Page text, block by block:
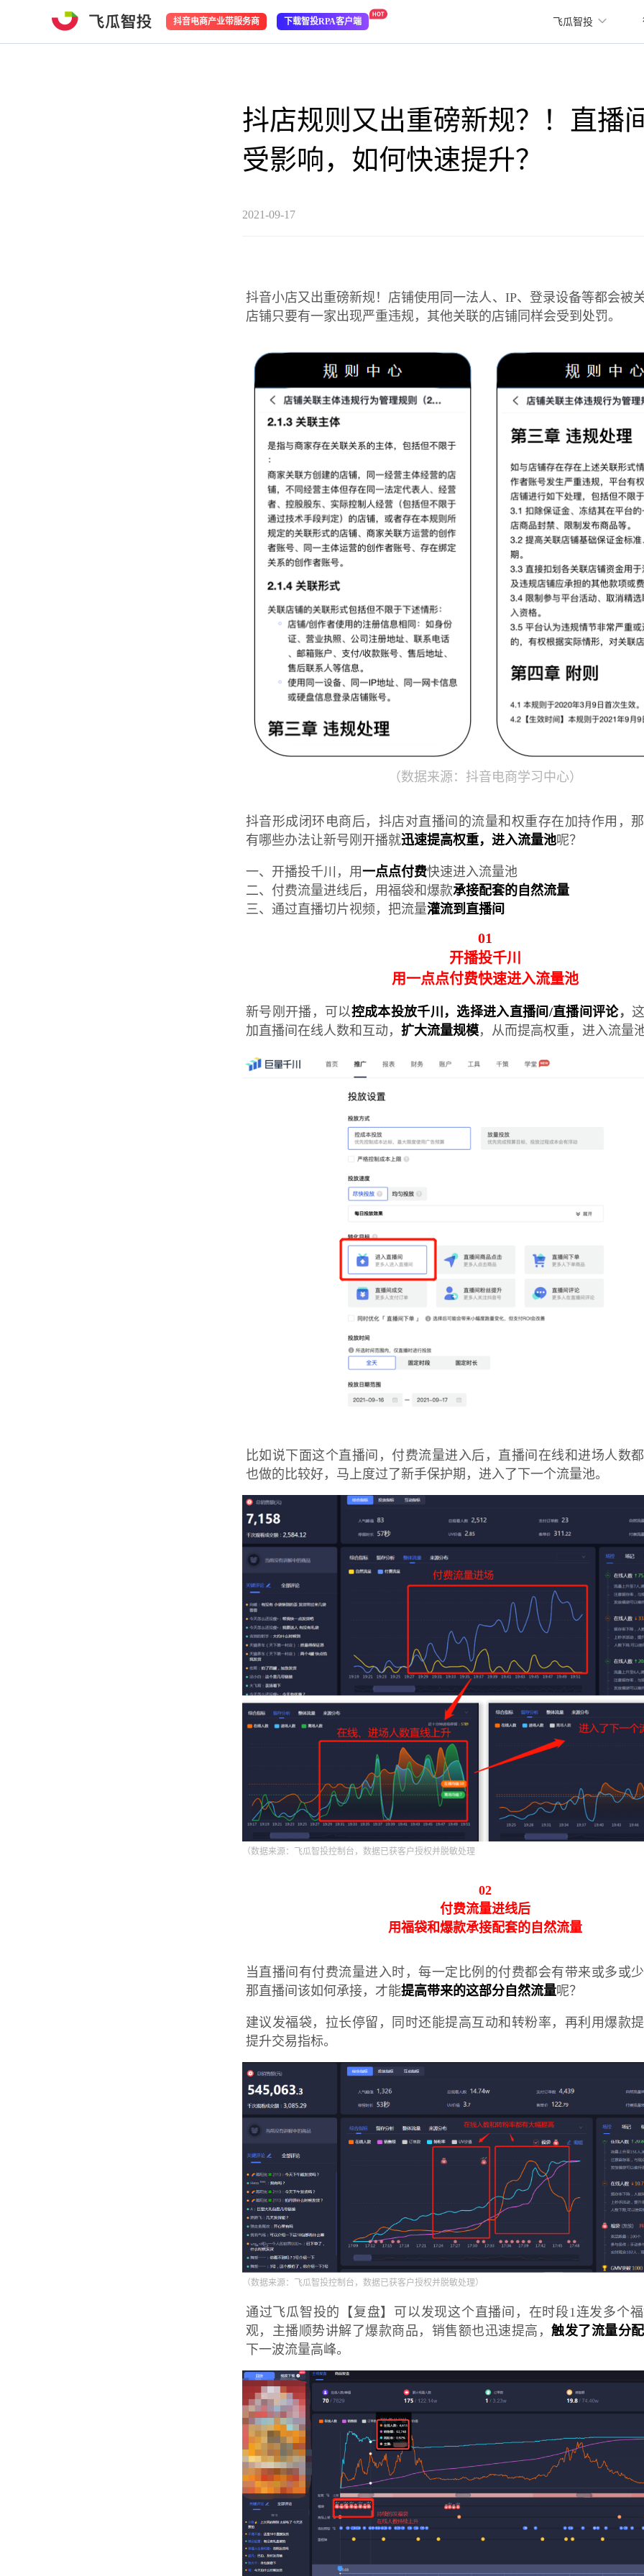
抖音电商产业带服务商 下载智投RPA客户端 飞瓜智投
抖店规则又出重磅新规？！直播
受影响，如何快速提升？
2021-09-17
抖音小店又出重磅新规！店铺使用同一法人、IP、登录设备等都会被
店铺只要有一家出现严重违规，其他关联的店铺同样会受到处罚。
（数据来源：抖音电商学习中心）
抖音形成闭环电商后，抖店对直播间的流量和权重存在加持作用，
有哪些办法让新号刚开播就迅速提高权重，进入流量池呢？
一、开播投千川，用一点点付费快速进入流量池
二、付费流量进线后，用福袋和爆款承接配套的自然流量
三、通过直播切片视频，把流量灌流到直播间
01
开播投千川
用一点点付费快速进入流量池
新号刚开播，可以控成本投放千川，选择进入直播间/直播间评论，
加直播间在线人数和互动， 扩大流量规模，从而提高权重，进入流量池
比如说下面这个直播间，付费流量进入后，直播间在线和进场人数
也做的比较好，马上度过了新手保护期，进入了下一个流量池。
（数据来源：飞瓜智投控制台，数据已获客户授权并脱敏处理
02
付费流量进线后
用福袋和爆款承接配套的自然流量
当直播间有付费流量进入时，每一定比例的付费都会有带来或多或少
那直播间该如何承接，才能提高带来的这部分自然流量呢？
建议发福袋，拉长停留，同时还能提高互动和转粉率，再利用爆款提
提升交易指标。
（数据来源：飞瓜智投控制台，数据已获客户授权并脱敏处理）
通过飞瓜智投的【复盘】可以发现这个直播间，在时段1连发多个
观，主播顺势讲解了爆款商品，销售额也迅速提高，触发了流量分
下一波流量高峰。